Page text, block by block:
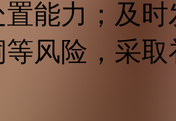
能力；及
风险，采